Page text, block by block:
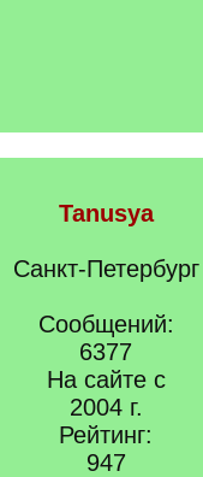
Tanusya
Санкт-Петербург
Сообщений:
6377
На сайте с
2004 г.
Рейтинг:
947